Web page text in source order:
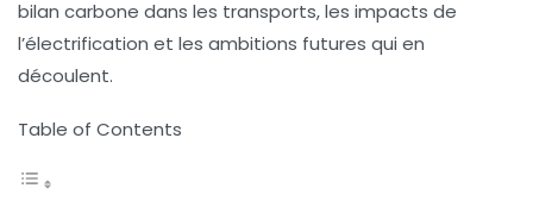
bilan carbone dans les transports, les impacts de
l’électrification et les ambitions futures qui en
découlent.
Table of Contents